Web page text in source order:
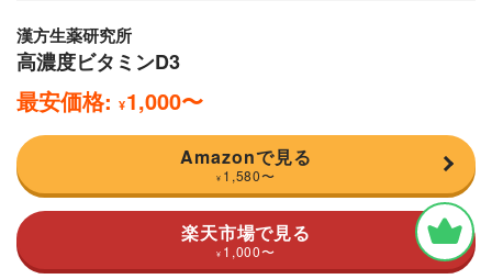
漢方生薬研究所
高濃度ビタミンD3
最安価格: ¥1,000〜
Amazonで見る
¥ 1,580〜
楽天市場で見る
¥ 1,000〜